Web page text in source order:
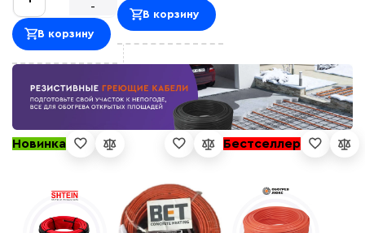
-
В корзину
В корзину
Новинка Бестселлер